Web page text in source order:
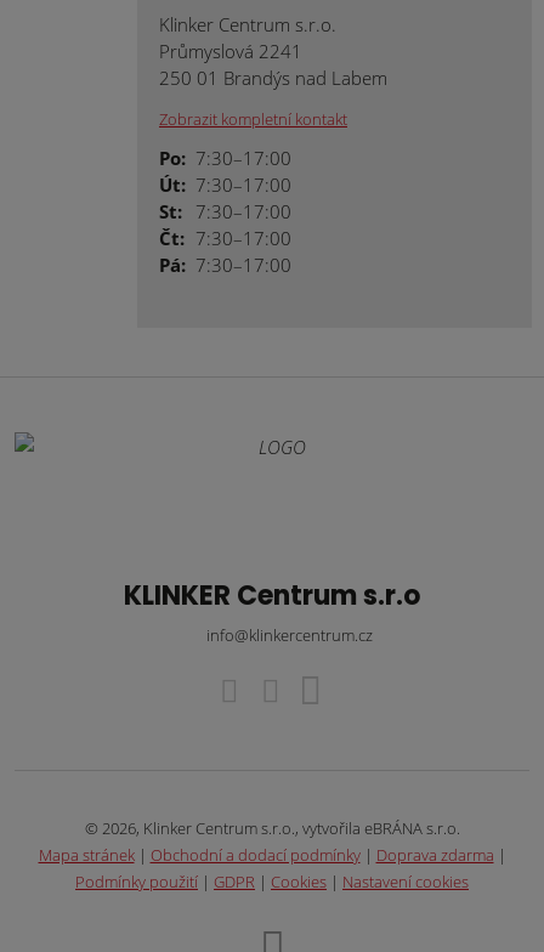
Klinker Centrum s.r.o.
Průmyslová 2241
250 01 Brandýs nad Labem
Zobrazit kompletní kontakt
Po: 7:30–17:00
Út: 7:30–17:00
St: 7:30–17:00
Čt: 7:30–17:00
Pá: 7:30–17:00
KLINKER Centrum s.r.o
info@klinkercentrum.cz
© 2026, Klinker Centrum s.r.o., vytvořila eBRÁNA s.r.o.
Mapa stránek| Obchodní a dodací podmínky| Doprava zdarma |
Podmínky použití | GDPR | Cookies | Nastavení cookies